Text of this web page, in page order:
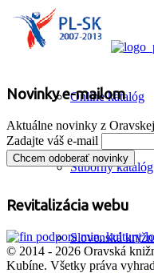
Katalógy
Online katalóg
Súborný
Slovenská
Novinky e-mailom
Aktuálne novinky z
Zadajte váš e-mail
Revitalizácia webu
© 2014 - 2026 Oravská
Kubíne. Všetky práva